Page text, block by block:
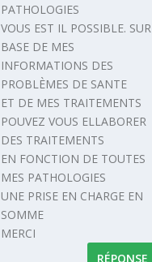
PATHOLOGIES
VOUS EST IL POSSIBLE. SUR
BASE DE MES
INFORMATIONS DES
PROBLÈMES DE SANTE
ET DE MES TRAITEMENTS
POUVEZ VOUS ELLABORER
DES TRAITEMENTS
EN FONCTION DE TOUTES
MES PATHOLOGIES
UNE PRISE EN CHARGE EN
SOMME
MERCI
RÉPONSE